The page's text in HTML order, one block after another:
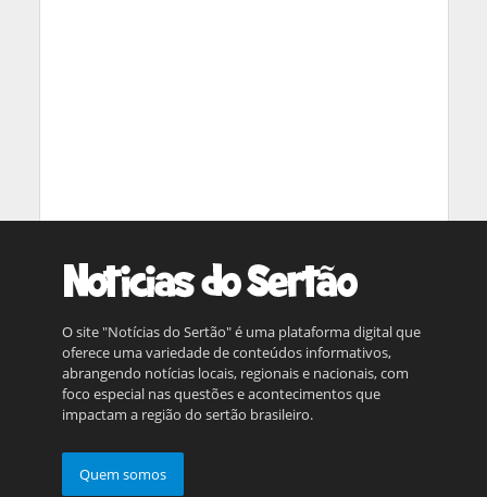
O site "Notícias do Sertão" é uma plataforma digital que
oferece uma variedade de conteúdos informativos,
abrangendo notícias locais, regionais e nacionais, com
foco especial nas questões e acontecimentos que
impactam a região do sertão brasileiro.
Quem somos